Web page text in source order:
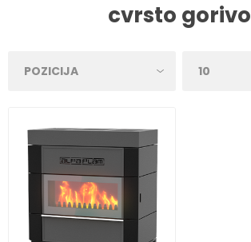
cvrsto gorivo